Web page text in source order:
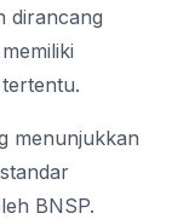
dirancang
menunjukkan
BNSP.